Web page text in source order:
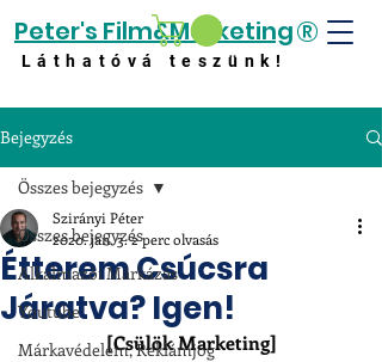
Peter's Film&Marketing
Láthatóvá teszünk!
®
Bejegyzés
Összes bejegyzés
Alkalmazói Márkázás
Youtube
Márkavédelem, Reklámjog
Összes bejegyzés
Étterem Csúcsra
Járatva? Igen!
Szirányi Péter
2020. jan. 3.2 perc olvasás
[Csülök Marketing]